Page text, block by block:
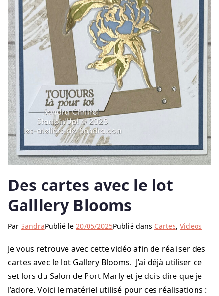
Des cartes avec le lot
Galllery Blooms
Par SandraPublié le20/05/2025Publié dans Cartes,Videos
Je vous retrouve avec cette vidéo afin de réaliser des
cartes avec le lot Gallery Blooms. J’ai déjà utiliser ce
set lors du Salon de Port Marly et je dois dire que je
l’adore. Voici le matériel utilisé pour ces réalisations :